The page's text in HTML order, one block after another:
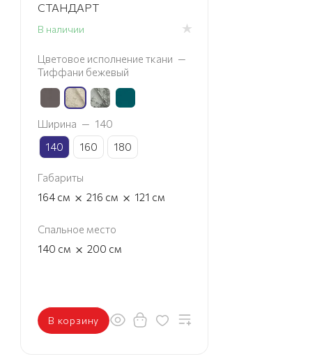
СТАНДАРТ
В наличии
Цветовое исполнение ткани —
Тиффани бежевый
Ширина — 140
140
160 180
Габариты
164 см × 216 см × 121 см
Спальное место
140 см × 200 см
В корзину